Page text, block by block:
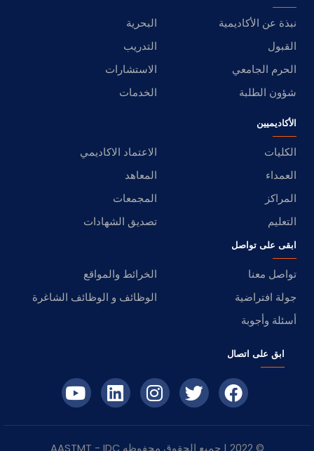
نبذة عن الأكاديمية
البحرية
القبول
التدريب
الحرم الجامعي
الاستشارات
شؤون الطلبة
الخدمات
الأكاديميين
الكليات
الاعتماد الاكاديمي
العمداء
المعاهد
المراكز
المجمعات
التعليم
تصديق الشهادات
ابقى على تواصل
تواصل معنا
الخرائط والمواقع
جولة افتراضية
الوظائف و الوظائف الشاغرة
أسئلة وأجوبة
ابق على اتصال
© 2022 | جميع الحقوق محفوظه IDC
- AASTMT